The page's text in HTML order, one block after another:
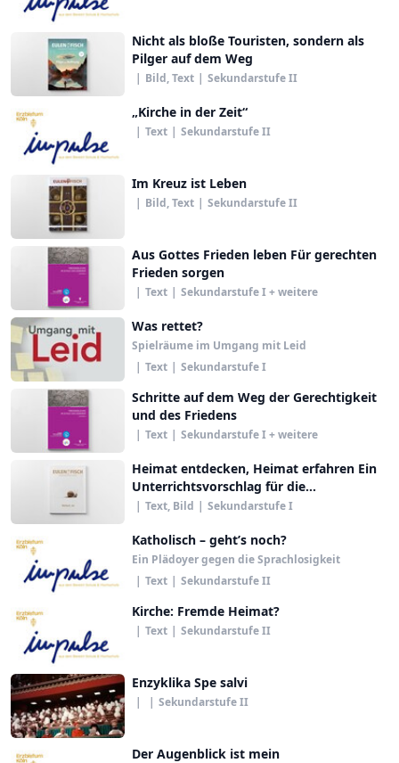
Nicht als bloße Touristen, sondern als
Pilger auf dem Weg
| Bild, Text | Sekundarstufe II
„Kirche in der Zeit“
| Text | Sekundarstufe II
Im Kreuz ist Leben
| Bild, Text | Sekundarstufe II
Aus Gottes Frieden leben Für gerechten
Frieden sorgen
| Text | Sekundarstufe I + weitere
Was rettet?
Spielräume im Umgang mit Leid
| Text | Sekundarstufe I
Schritte auf dem Weg der Gerechtigkeit
und des Friedens
| Text | Sekundarstufe I + weitere
Heimat entdecken, Heimat erfahren Ein
Unterrichtsvorschlag für die
Sekundarstufe I
| Text, Bild | Sekundarstufe I
Katholisch – geht’s noch?
Ein Plädoyer gegen die Sprachlosigkeit
| Text | Sekundarstufe II
Kirche: Fremde Heimat?
| Text | Sekundarstufe II
Enzyklika Spe salvi
| | Sekundarstufe II
Der Augenblick ist mein